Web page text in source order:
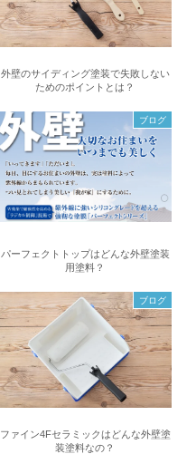
外壁のサイディング塗装で失敗しない
ためのポイントとは？
ブログ
パーフェクトトップはどんな外壁塗装
用塗料？
ブログ
ファイン4Fセラミックはどんな外壁塗
装塗料なの？